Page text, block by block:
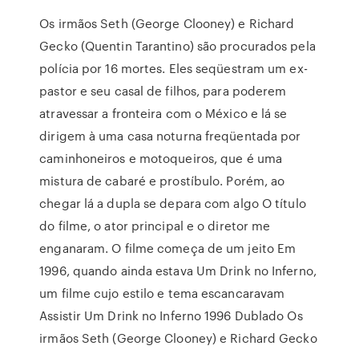
Os irmãos Seth (George Clooney) e Richard
Gecko (Quentin Tarantino) são procurados pela
polícia por 16 mortes. Eles seqüestram um ex-
pastor e seu casal de filhos, para poderem
atravessar a fronteira com o México e lá se
dirigem à uma casa noturna freqüentada por
caminhoneiros e motoqueiros, que é uma
mistura de cabaré e prostíbulo. Porém, ao
chegar lá a dupla se depara com algo O título
do filme, o ator principal e o diretor me
enganaram. O filme começa de um jeito Em
1996, quando ainda estava Um Drink no Inferno,
um filme cujo estilo e tema escancaravam
Assistir Um Drink no Inferno 1996 Dublado Os
irmãos Seth (George Clooney) e Richard Gecko